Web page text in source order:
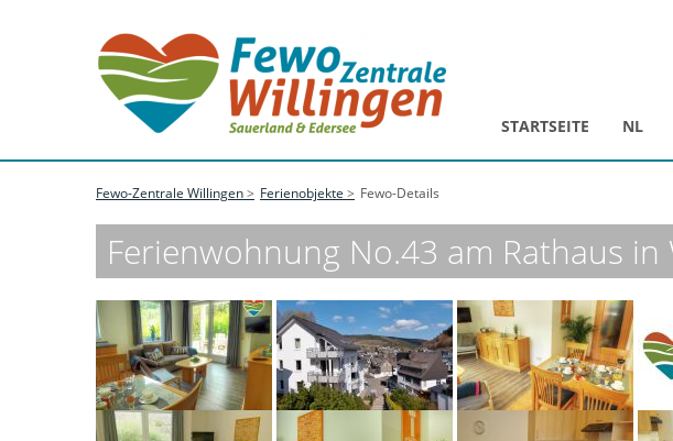
STARTSEITE NL
Fewo-Zentrale Willingen Ferienobjekte Fewo-Details
Ferienwohnung No.43 am Rathaus